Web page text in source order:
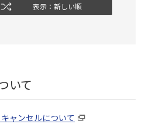
表示：新しい順
いて
ャンセルについて